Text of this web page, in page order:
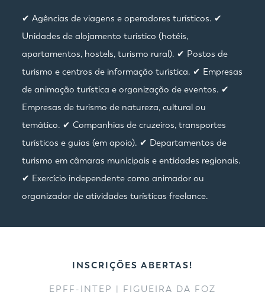
✔ Agências de viagens e operadores turísticos. ✔
Unidades de alojamento turístico (hotéis,
apartamentos, hostels, turismo rural). ✔ Postos de
turismo e centros de informação turística. ✔ Empresas
de animação turística e organização de eventos. ✔
Empresas de turismo de natureza, cultural ou
temático. ✔ Companhias de cruzeiros, transportes
turísticos e guias (em apoio). ✔ Departamentos de
turismo em câmaras municipais e entidades regionais.
✔ Exercício independente como animador ou
organizador de atividades turísticas freelance.
INSCRIÇÕES ABERTAS!
EPFF-INTEP | FIGUEIRA DA FOZ